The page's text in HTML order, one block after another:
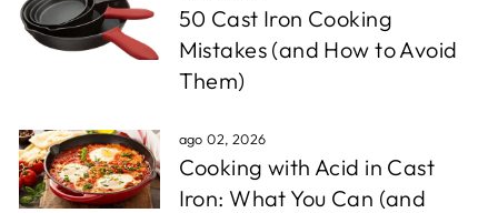
50 Cast Iron Cooking
Mistakes (and How to Avoid
Them)
ago 02, 2026
Cooking with Acid in Cast
Iron: What You Can (and